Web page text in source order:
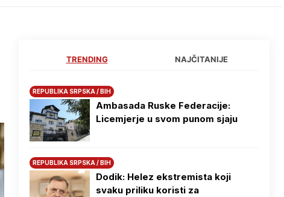
TRENDING NAJČITANIJE
REPUBLIKA SRPSKA / BIH
Ambasada Ruske Federacije:
Licemjerje u svom punom sjaju
REPUBLIKA SRPSKA / BIH
Dodik: Helez ekstremista koji
svaku priliku koristi za